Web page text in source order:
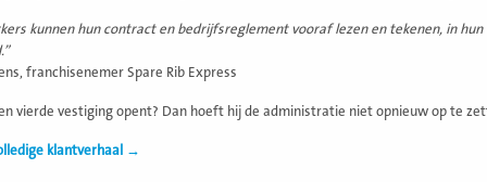
kunnen hun contract en bedrijfsreglement vooraf lezen en tekenen, in
franchisenemer Spare Rib Express
vierde vestiging opent? Dan hoeft hij de administratie niet opnieuw op te
klantverhaal →